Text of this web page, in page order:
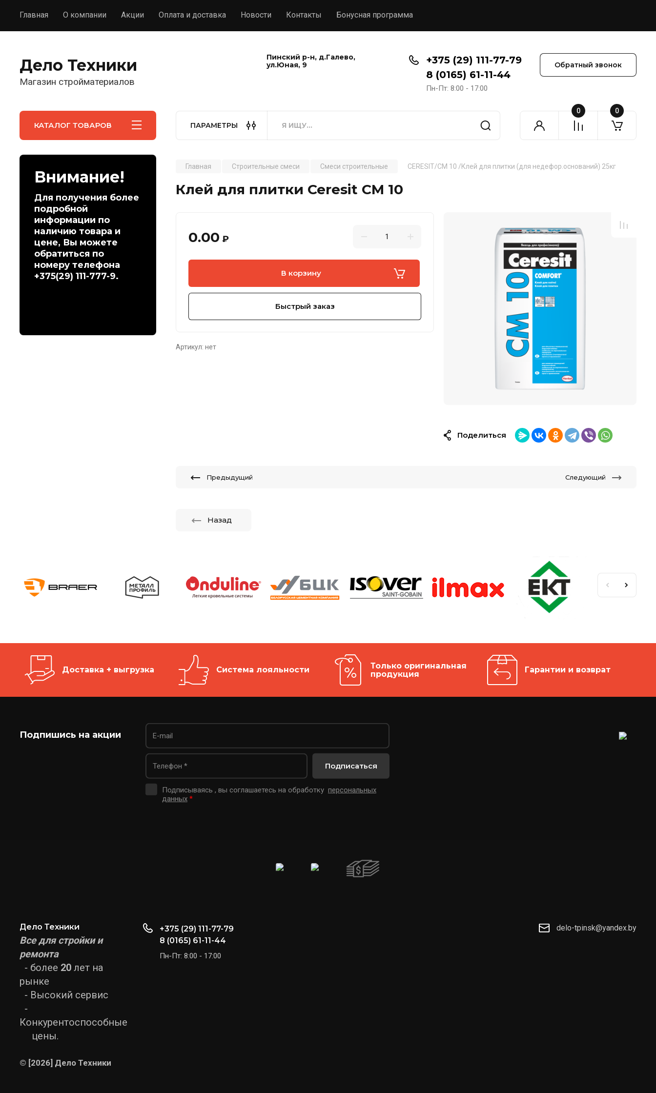
Главная О компании Акции Оплата и доставка Новости Контакты Бонусная программа
Дело Техники
Магазин стройматериалов
Пинский р-н, д.Галево,
ул.Юная, 9
+375 (29) 111-77-79
8 (0165) 61-11-44
Пн-Пт: 8:00 - 17:00
Обратный звонок
КАТАЛОГ ТОВАРОВ ПАРАМЕТРЫ
0 0
Внимание!
Для получения более
подробной
информации по
наличию товара и
цене, Вы можете
обратиться по
номеру телефона
+375(29) 111-777-9.
Главная Строительные смеси Смеси строительные CERESIT/CM 10 /Клей для плитки (для недефор.оснований) 25кг
Клей для плитки Ceresit CM 10
0.00 ₽
В корзину
Быстрый заказ
Артикул: нет
Поделиться
Предыдущий Следующий
Назад
Доставка + выгрузка Система лояльности
Только оригинальная
продукция
Гарантии и возврат
Подпишись на акции
Подписываясь , вы соглашаетесь на обработку персональных
данных *
Подписаться
Дело Техники
Все для стройки и
ремонта
- более 20 лет на
рынке
- Высокий сервис
-
Конкурентоспособные
цены.
© [2026] Дело Техники
+375 (29) 111-77-79
8 (0165) 61-11-44
Пн-Пт: 8:00 - 17:00
delo-tpinsk@yandex.by